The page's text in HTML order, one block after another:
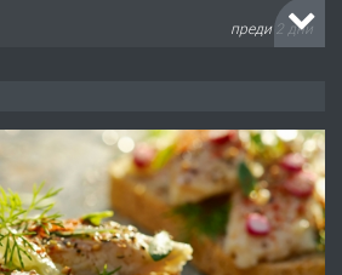
преди 2 дни
В ЦЕНТЪРА НА ГР.
преди 3 дни
гараж под наем